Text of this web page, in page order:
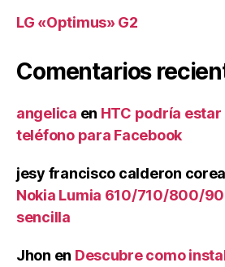
LG «Optimus» G2
Comentarios
angelica en HTC podría
teléfono para Facebook
jesy francisco calderon corea
Nokia Lumia 610/710/800/
sencilla
Jhon en Descubre como